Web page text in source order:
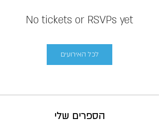
No tickets or RSVPs yet
לכל האירועים
הספרים שלי